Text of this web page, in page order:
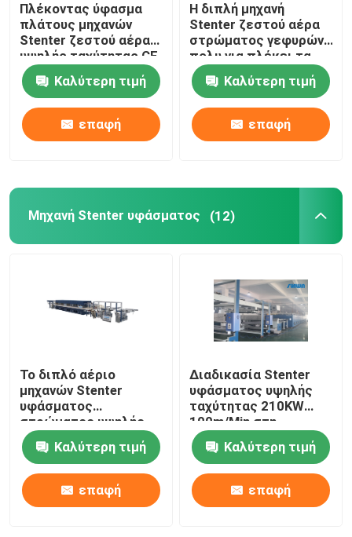
Πλέκοντας ύφασμα
πλάτους μηχανών
Stenter ζεστού αέρα
υψηλής ταχύτητας CE
που τελειώνει
2400mmΚαλύτερη τιμή
επαφή
Η διπλή μηχανή
Stenter ζεστού αέρα
στρώματος γεφυρών
πολυ για πλέκει τα
υφαμένα υφάσματα
Καλύτερη τιμή
επαφή
Μηχανή Stenter υφάσματος (12)
Το διπλό αέριο
μηχανών Stenter
υφάσματος
στρώματος υψηλής
ταχύτητας που
θερμαίνεται για
πλέκει το ύφασμα
Καλύτερη τιμή
επαφή
Διαδικασία Stenter
υφάσματος υψηλής
ταχύτητας 210KW
100m/Min στη
βιομηχανία
κλωστοϋφαντουργίας
2800mm
Καλύτερη τιμή
επαφή